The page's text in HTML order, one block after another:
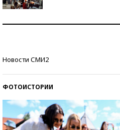
Новости СМИ2
ФОТОИСТОРИИ